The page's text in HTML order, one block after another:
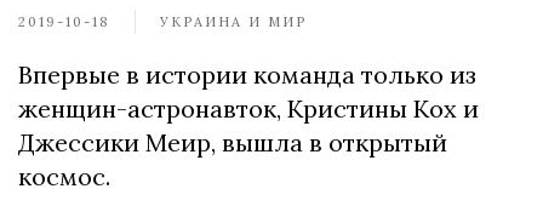
2019-10-18 УКРАИНА И МИР
Впервые в истории команда только из
женщин-астронавток, Кристины Кох и
Джессики Меир, вышла в открытый
космос.